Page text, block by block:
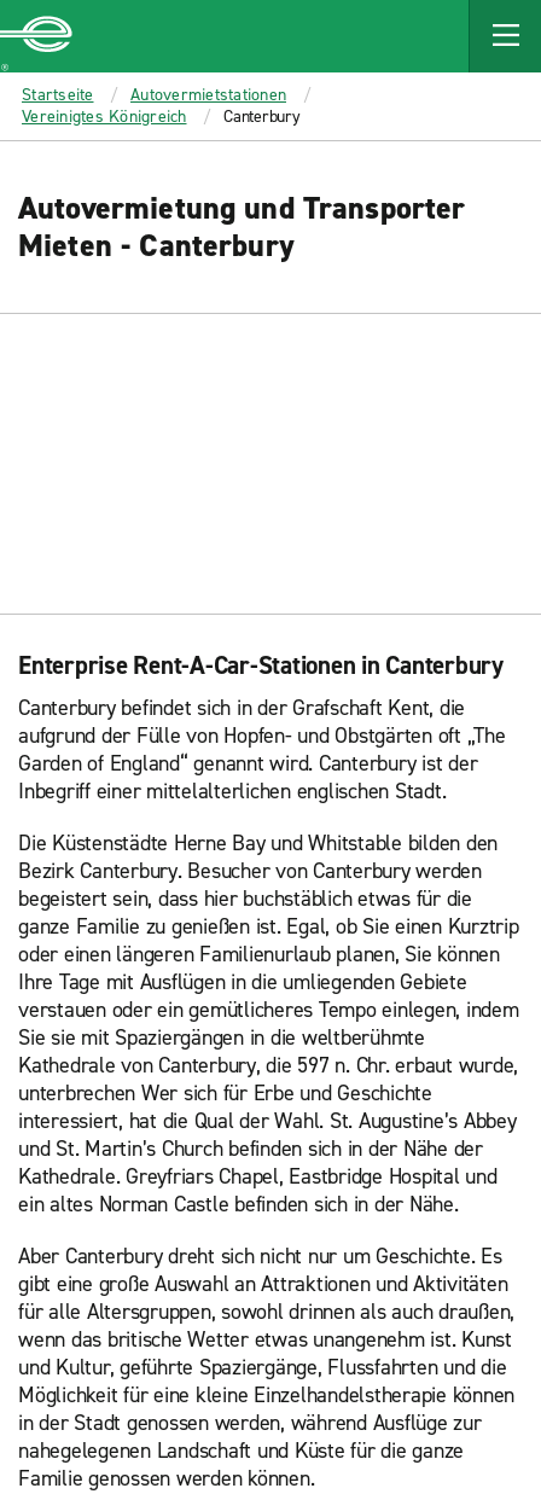
MAIN
CONTENT
Enterprise
Startseite
Autovermietstationen
Vereinigtes Königreich
Canterbury
Autovermietung und Transporter
Mieten - Canterbury
Enterprise Rent-A-Car-Stationen in Canterbury
Canterbury befindet sich in der Grafschaft Kent, die
aufgrund der Fülle von Hopfen- und Obstgärten oft „The
Garden of England“ genannt wird. Canterbury ist der
Inbegriff einer mittelalterlichen englischen Stadt.
Die Küstenstädte Herne Bay und Whitstable bilden den
Bezirk Canterbury. Besucher von Canterbury werden
begeistert sein, dass hier buchstäblich etwas für die
ganze Familie zu genießen ist. Egal, ob Sie einen Kurztrip
oder einen längeren Familienurlaub planen, Sie können
Ihre Tage mit Ausflügen in die umliegenden Gebiete
verstauen oder ein gemütlicheres Tempo einlegen, indem
Sie sie mit Spaziergängen in die weltberühmte
Kathedrale von Canterbury, die 597 n. Chr. erbaut wurde,
unterbrechen Wer sich für Erbe und Geschichte
interessiert, hat die Qual der Wahl. St. Augustine’s Abbey
und St. Martin’s Church befinden sich in der Nähe der
Kathedrale. Greyfriars Chapel, Eastbridge Hospital und
ein altes Norman Castle befinden sich in der Nähe.
Aber Canterbury dreht sich nicht nur um Geschichte. Es
gibt eine große Auswahl an Attraktionen und Aktivitäten
für alle Altersgruppen, sowohl drinnen als auch draußen,
wenn das britische Wetter etwas unangenehm ist. Kunst
und Kultur, geführte Spaziergänge, Flussfahrten und die
Möglichkeit für eine kleine Einzelhandelstherapie können
in der Stadt genossen werden, während Ausflüge zur
nahegelegenen Landschaft und Küste für die ganze
Familie genossen werden können.